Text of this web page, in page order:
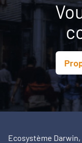
Ecosystème Darwin,